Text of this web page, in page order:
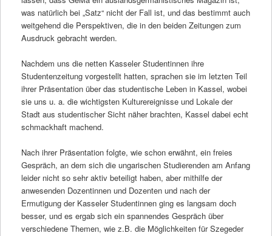
was natürlich bei „Satz“ nicht der Fall ist, und das bestimmt auch
weitgehend die Perspektiven, die in den beiden Zeitungen zum
Ausdruck gebracht werden.
Nachdem uns die netten Kasseler Studentinnen ihre
Studentenzeitung vorgestellt hatten, sprachen sie im letzten Teil
ihrer Präsentation über das studentische Leben in Kassel, wobei
sie uns u. a. die wichtigsten Kulturereignisse und Lokale der
Stadt aus studentischer Sicht näher brachten, Kassel dabei echt
schmackhaft machend.
Nach ihrer Präsentation folgte, wie schon erwähnt, ein freies
Gespräch, an dem sich die ungarischen Studierenden am Anfang
leider nicht so sehr aktiv beteiligt haben, aber mithilfe der
anwesenden Dozentinnen und Dozenten und nach der
Ermutigung der Kasseler Studentinnen ging es langsam doch
besser, und es ergab sich ein spannendes Gespräch über
verschiedene Themen, wie z.B. die Möglichkeiten für Szegeder